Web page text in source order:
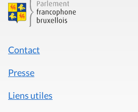
Contact
Presse
Liens utiles